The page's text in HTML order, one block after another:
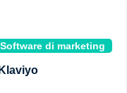
Software di marketing